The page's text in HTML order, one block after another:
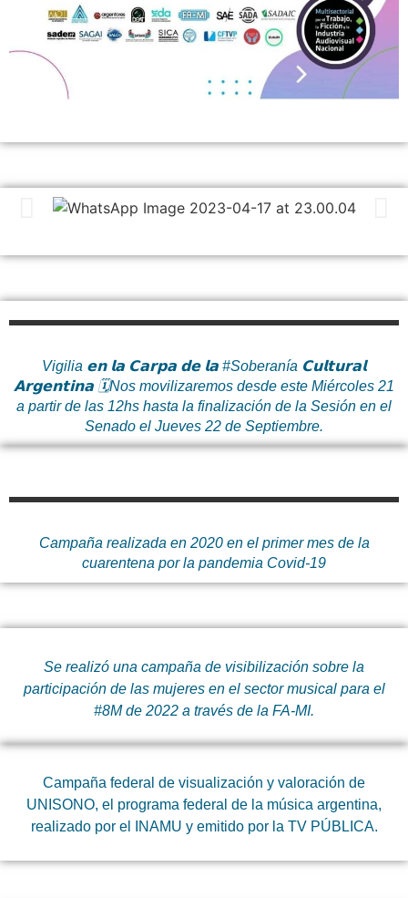
Vigilia 𝗲𝗻 𝗹𝗮 𝗖𝗮𝗿𝗽𝗮 𝗱𝗲 𝗹𝗮 #Soberanía 𝗖𝘂𝗹𝘁𝘂𝗿𝗮𝗹
𝗔𝗿𝗴𝗲𝗻𝘁𝗶𝗻𝗮 🗓Nos movilizaremos desde este Miércoles 21
a partir de las 12hs hasta la finalización de la Sesión en el
Senado el Jueves 22 de Septiembre.
Campaña realizada en 2020 en el primer mes de la
cuarentena por la pandemia Covid-19
Se realizó una campaña de visibilización sobre la
participación de las mujeres en el sector musical para el
#8M de 2022 a través de la FA-MI.
Campaña federal de visualización y valoración de
UNISONO, el programa federal de la música argentina,
realizado por el INAMU y emitido por la TV PÚBLICA.